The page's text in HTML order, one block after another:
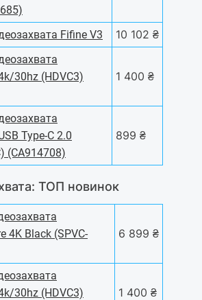
Fifine V3
10 102 ₴
30hz (HDVC3)
1 400 ₴
Type-C 2.0
(CA914708)
899 ₴
ТОП новинок
4K Black (SPVC-
6 899 ₴
30hz (HDVC3)
1 400 ₴